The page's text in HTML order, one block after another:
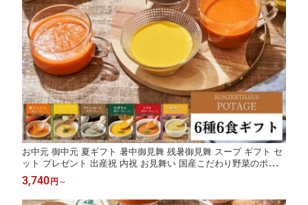
お中元 御中元 夏ギフト 暑中御見舞 残暑御見舞 スープ ギフト セ
ット プレゼント 出産祝 内祝 お見舞い 国産こだわり野菜のポター
ジュスープ6種6食ギフトセット｜常温保存 無添加 レトルト ヘル
シー 野菜スープ 健康ギフト 誕生日 御礼 御祝 お見舞い 退院祝 快
気祝
3,740 円 ～